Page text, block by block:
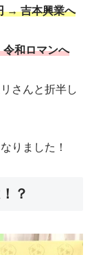
→ 吉本興業へ
和ロマンへ
さんと折半し
りました！
？